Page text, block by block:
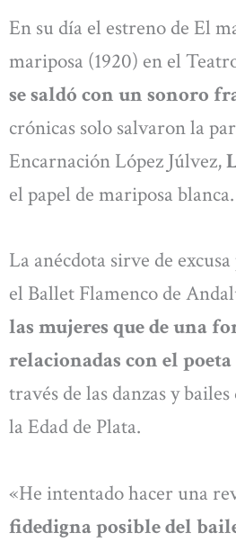
En su día el estreno de El
mariposa (1920) en el
se saldó con un sonoro
crónicas solo salvaron la
Encarnación López Júlvez,
el papel de mariposa blanca.
La anécdota sirve de
el Ballet Flamenco de
las mujeres que de una
relacionadas con el
través de las danzas y
la Edad de Plata.
«He intentado hacer una
fidedigna posible del